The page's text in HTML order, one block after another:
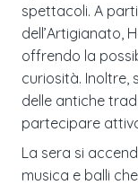
spettacoli. A
dell’Artigianato,
offrendo la
curiosità. Inoltre,
delle antiche
partecipare
La sera si
musica e balli